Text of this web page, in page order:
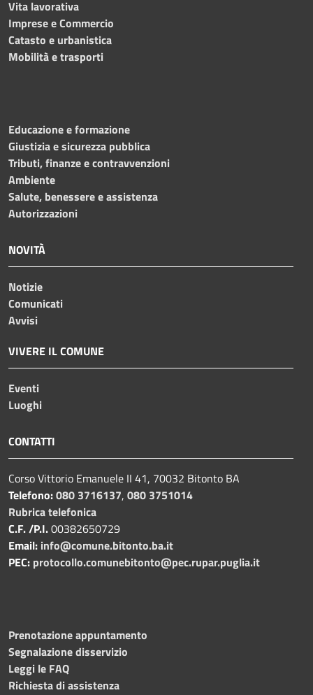
Vita lavorativa
Imprese e Commercio
Catasto e urbanistica
Mobilità e trasporti
Educazione e formazione
Giustizia e sicurezza pubblica
Tributi, finanze e contravvenzioni
Ambiente
Salute, benessere e assistenza
Autorizzazioni
NOVITÀ
Notizie
Comunicati
Avvisi
VIVERE IL COMUNE
Eventi
Luoghi
CONTATTI
Corso Vittorio Emanuele II 41, 70032 Bitonto BA
Telefono:080 3716137, 080 3751014
Rubrica telefonica
C.F. /P.I.00382650729
Email: info@comune.bitonto.ba.it
PEC: protocollo.comunebitonto@pec.rupar.puglia.it
Prenotazione appuntamento
Segnalazione disservizio
Leggi le FAQ
Richiesta di assistenza